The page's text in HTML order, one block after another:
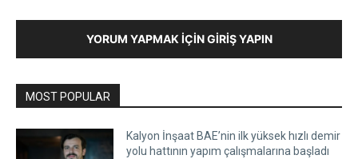
YORUM YAPMAK İÇIN GIRIŞ YAPIN
MOST POPULAR
Kalyon İnşaat BAE’nin ilk yüksek hızlı demir
yolu hattının yapım çalışmalarına başladı